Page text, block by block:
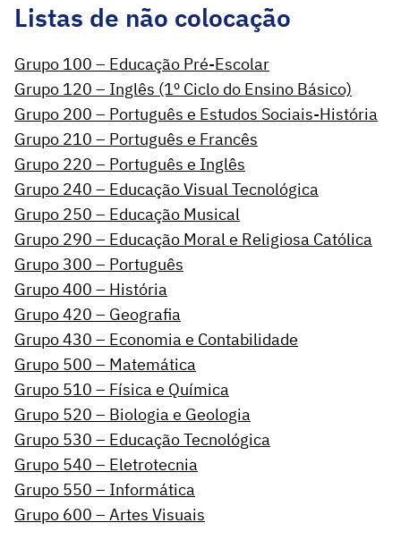
Listas de não colocação
Grupo 100 – Educação Pré-Escolar
Grupo 120 – Inglês (1º Ciclo do Ensino Básico)
Grupo 200 – Português e Estudos Sociais-História
Grupo 210 – Português e Francês
Grupo 220 – Português e Inglês
Grupo 240 – Educação Visual Tecnológica
Grupo 250 – Educação Musical
Grupo 290 – Educação Moral e Religiosa Católica
Grupo 300 – Português
Grupo 400 – História
Grupo 420 – Geografia
Grupo 430 – Economia e Contabilidade
Grupo 500 – Matemática
Grupo 510 – Física e Química
Grupo 520 – Biologia e Geologia
Grupo 530 – Educação Tecnológica
Grupo 540 – Eletrotecnia
Grupo 550 – Informática
Grupo 600 – Artes Visuais